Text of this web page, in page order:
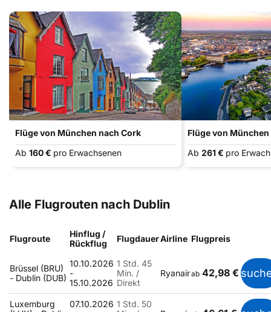
Flüge von München nach Cork
Ab 160 € pro Erwachsenen
Flüge von
Ab 261 € pro
Alle Flugrouten nach Dublin
Flugroute
Hinflug /
Rückflug
FlugdauerAirline Flugpreis
Brüssel (BRU)
- Dublin (DUB)
10.10.2026
-
15.10.2026
1 Std. 45
Min. /
Direkt
Ryanairab 42,98 €
Luxemburg
07.10.2026 1 Std. 50